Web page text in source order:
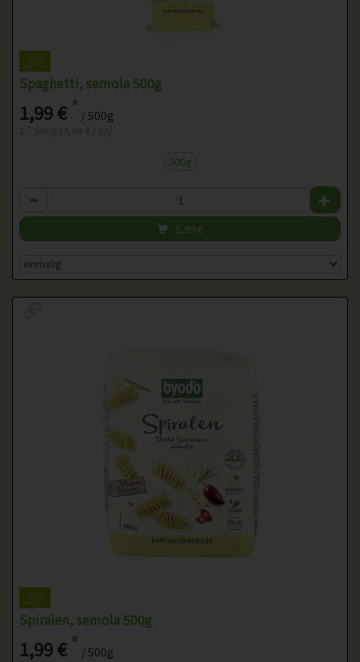
Spaghetti, semola 500g
1,99 €* / 500g
500g
Anzahl
1,99€
Spiralen, semola 500g
1,99 €* / 500g